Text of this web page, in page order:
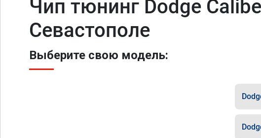
Чип тюнинг Dodge
Севастополе
Выберите свою модель: